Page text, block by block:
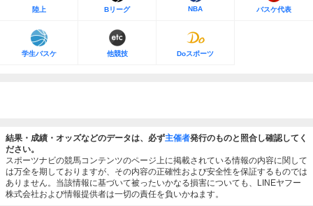
陸上 Bリーグ NBA バスケ代表
学生バスケ 他競技 Doスポーツ
結果・成績・オッズなどのデータは、必ず主催者発行のものと照合し確認してく
ださい。
スポーツナビの競馬コンテンツのページ上に掲載されている情報の内容に関して
は万全を期しておりますが、その内容の正確性および安全性を保証するものでは
ありません。当該情報に基づいて被ったいかなる損害についても、LINEヤフー
株式会社および情報提供者は一切の責任を負いかねます。